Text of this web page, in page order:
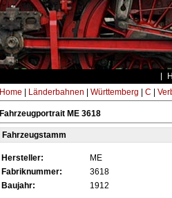
Home Länderbahnen Württemberg C
Fahrzeugportrait ME 3618
Fahrzeugstamm
Hersteller:
ME
Fabriknummer:
3618
Baujahr:
1912